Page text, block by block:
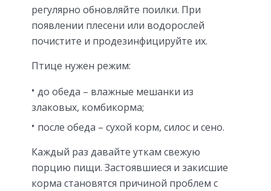
регулярно обновляйте поилки. При
появлении плесени или водорослей
почистите и продезинфицируйте их.
Птице нужен режим:
до обеда – влажные мешанки из
злаковых, комбикорма;
после обеда – сухой корм, силос и сено.
Каждый раз давайте уткам свежую
порцию пищи. Застоявшиеся и закисшие
корма становятся причиной проблем с